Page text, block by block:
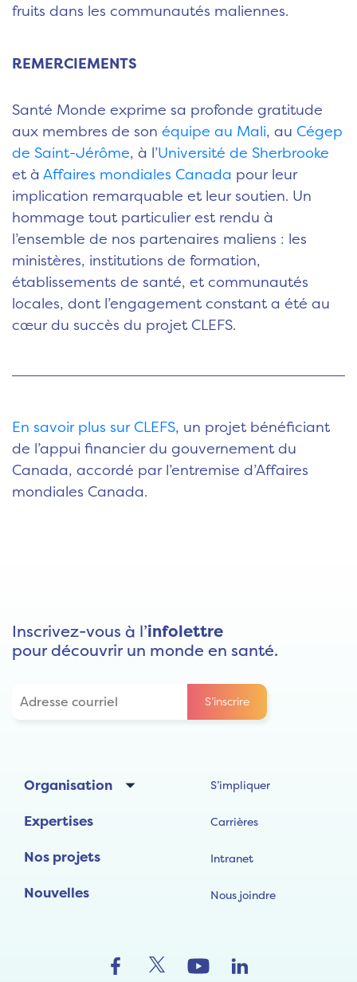
fruits dans les communautés maliennes.
REMERCIEMENTS
Santé Monde exprime sa profonde gratitude
aux membres de son équipe au Mali, au Cégep
de Saint-Jérôme, à l’Université de Sherbrooke
et à Affaires mondiales Canada pour leur
implication remarquable et leur soutien. Un
hommage tout particulier est rendu à
l’ensemble de nos partenaires maliens : les
ministères, institutions de formation,
établissements de santé, et communautés
locales, dont l’engagement constant a été au
cœur du succès du projet CLEFS.
En savoir plus sur CLEFS, un projet bénéficiant
de l’appui financier du gouvernement du
Canada, accordé par l’entremise d’Affaires
mondiales Canada.
Inscrivez-vous à l’infolettre
pour découvrir un monde en santé.
Organisation
Expertises
Nos projets
Nouvelles
S’impliquer
Carrières
Intranet
Nous joindre